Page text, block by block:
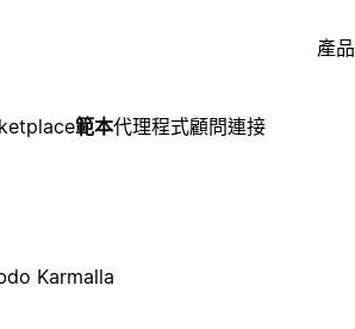
產品
範本代理程式顧問連接
Karmalla